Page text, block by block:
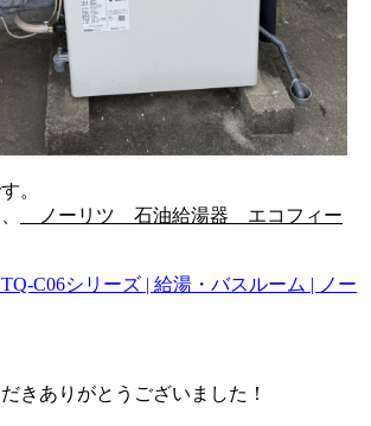
。
ノーリツ 石油給湯器 エコフィー
C06シリーズ | 給湯・バスルーム | ノー
きありがとうございました！